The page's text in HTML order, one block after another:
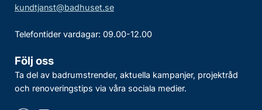
kundtjanst@badhuset.se
Telefontider vardagar: 09.00-12.00
Följ oss
Ta del av badrumstrender, aktuella kampanjer, projektråd
och renoveringstips via våra sociala medier.